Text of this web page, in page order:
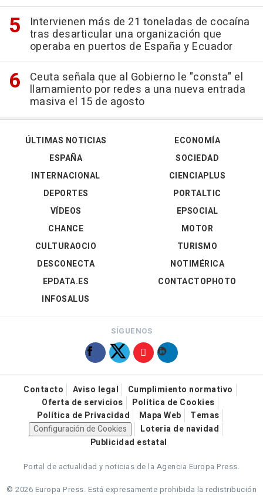
Intervienen más de 21 toneladas de cocaína
tras desarticular una organización que
operaba en puertos de España y Ecuador
Ceuta señala que al Gobierno le "consta" el
llamamiento por redes a una nueva entrada
masiva el 15 de agosto
ÚLTIMAS NOTICIAS
ESPAÑA
INTERNACIONAL
DEPORTES
VÍDEOS
ECONOMÍA
SOCIEDAD
CIENCIAPLUS
PORTALTIC
EPSOCIAL
CHANCE
CULTURAOCIO
DESCONECTA
EPDATA.ES
INFOSALUS
MOTOR
TURISMO
NOTIMÉRICA
CONTACTOPHOTO
SÍGUENOS
Contacto Aviso legal
Cumplimiento normativo
Oferta de servicios
Política de Cookies
Política de Privacidad
Mapa Web
Temas
Configuración de Cookies
Loteria de navidad
Publicidad estatal
Portal de actualidad y noticias de la Agencia Europa Press.
© 2026 Europa Press. Está expresamente prohibida la redistribución